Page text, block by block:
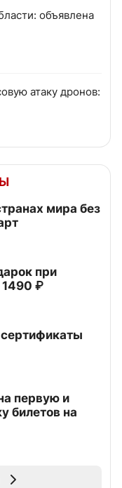
объявлена
атаку дронов:
мира без
при
1490 ₽
первую и
билетов на